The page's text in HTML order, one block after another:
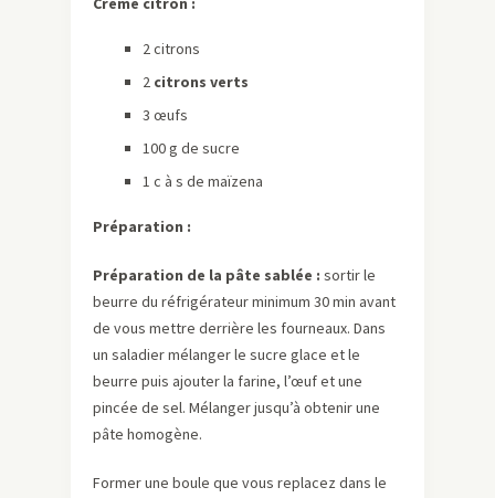
2 citrons
2 citrons verts
3 œufs
100 g de sucre
1 c à s de maïzena
Préparation :
Préparation de la pâte sablée : sortir le
beurre du réfrigérateur minimum 30 min avant
de vous mettre derrière les fourneaux. Dans
un saladier mélanger le sucre glace et le
beurre puis ajouter la farine, l’œuf et une
pincée de sel. Mélanger jusqu’à obtenir une
pâte homogène.
Former une boule que vous replacez dans le